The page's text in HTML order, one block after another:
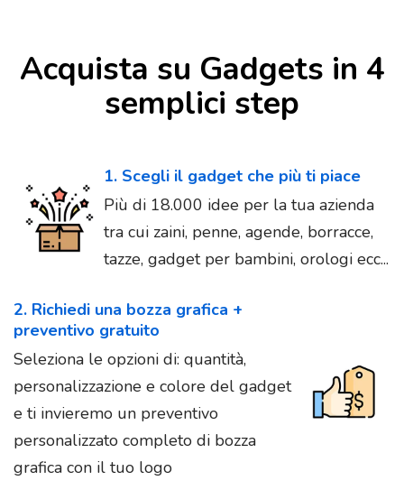
Acquista su Gadgets in 4
semplici step
1. Scegli il gadget che più ti piace
Più di 18.000 idee per la tua azienda
tra cui zaini, penne, agende, borracce,
tazze, gadget per bambini, orologi ecc...
2. Richiedi una bozza grafica +
preventivo gratuito
Seleziona le opzioni di: quantità,
personalizzazione e colore del gadget
e ti invieremo un preventivo
personalizzato completo di bozza
grafica con il tuo logo